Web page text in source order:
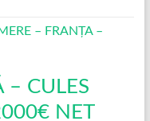
– CULES
NET